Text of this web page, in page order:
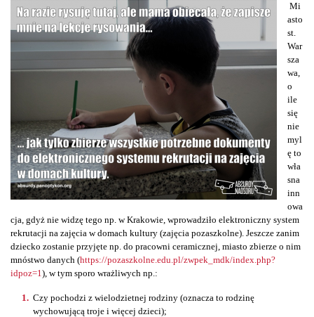
Mi
asto
st.
War
sza
wa,
o
ile
się
nie
myl
ę to
wła
sna
inn
owa
cja, gdyż nie widzę tego np. w Krakowie, wprowadziło elektroniczny system
rekrutacji na zajęcia w domach kultury (zajęcia pozaszkolne). Jeszcze zanim
dziecko zostanie przyjęte np. do pracowni ceramicznej, miasto zbierze o nim
mnóstwo danych (https://pozaszkolne.edu.pl/zwpek_mdk/index.php?
idpoz=1), w tym sporo wrażliwych np.:
Czy pochodzi z wielodzietnej rodziny (oznacza to rodzinę
wychowującą troje i więcej dzieci);